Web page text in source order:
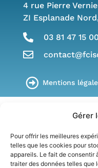
Gérer
Pour offrir les meilleures
telles que les cookies pour
appareils. Le fait de consentir
traiter des données telles que
4 rue Pierre
ZI Esplanade
03 81 47 15 00
Mentions